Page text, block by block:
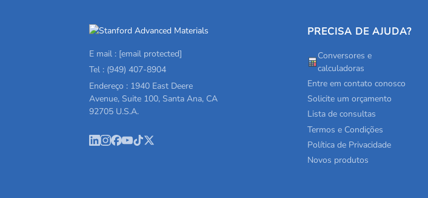
E mail : [email protected]
Tel : (949) 407-8904
Endereço : 1940 East Deere
Avenue, Suite 100, Santa Ana, CA
92705 U.S.A.
PRECISA DE AJUDA?
Conversores e
calculadoras
Entre em contato conosco
Solicite um orçamento
Lista de consultas
Termos e Condições
Política de Privacidade
Novos produtos